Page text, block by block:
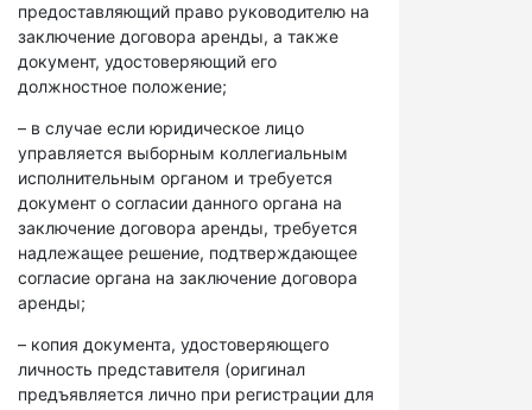
предоставляющий право руководителю на
заключение договора аренды, а также
документ, удостоверяющий его
должностное положение;
– в случае если юридическое лицо
управляется выборным коллегиальным
исполнительным органом и требуется
документ о согласии данного органа на
заключение договора аренды, требуется
надлежащее решение, подтверждающее
согласие органа на заключение договора
аренды;
– копия документа, удостоверяющего
личность представителя (оригинал
предъявляется лично при регистрации для